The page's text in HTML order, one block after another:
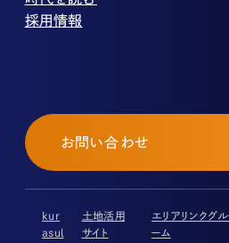
沿革
コーポレートガバナンス
アセット事業
事業等のリスク
株式・株主情報
個人投資家の皆様へ
よくある質問・用語集
IRメール登録
免責事項
IR
投稿一覧
採用情報
採用エントリー
お問い合わせ
kur
asul
土地活用
サイト
エリアリンクグ
ーム